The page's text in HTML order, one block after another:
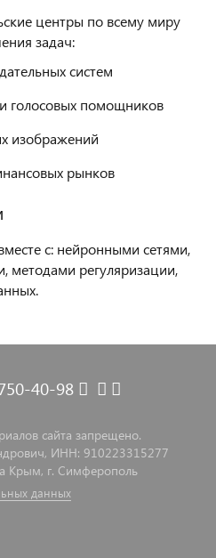
центры по всему миру
задач:
систем
голосовых помощников
изображений
рынков
с: нейронными сетями,
методами регуляризации,
40-98
сайта запрещено.
ИНН: 910223315277
Крым, г. Симферополь
данных